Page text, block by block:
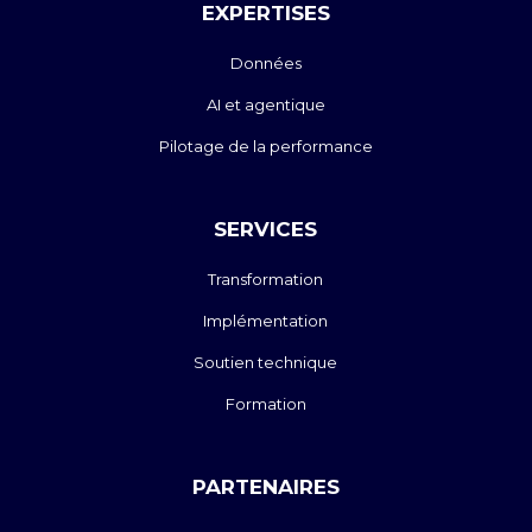
EXPERTISES
Données
AI et agentique
Pilotage de la performance
SERVICES
Transformation
Implémentation
Soutien technique
Formation
PARTENAIRES